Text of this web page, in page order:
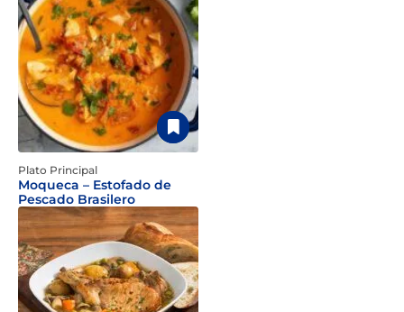
Plato Principal
Moqueca – Estofado de
Pescado Brasilero